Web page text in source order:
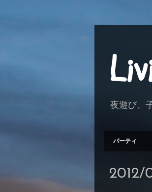
夜遊び、
パーティ
2012/